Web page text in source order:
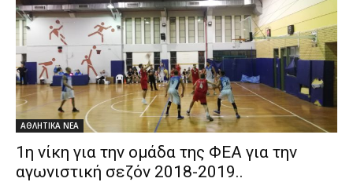
ΑΘΛΗΤΙΚΑ ΝΕΑ
1η νίκη για την ομάδα της ΦΕΑ για την
αγωνιστική σεζόν 2018-2019..